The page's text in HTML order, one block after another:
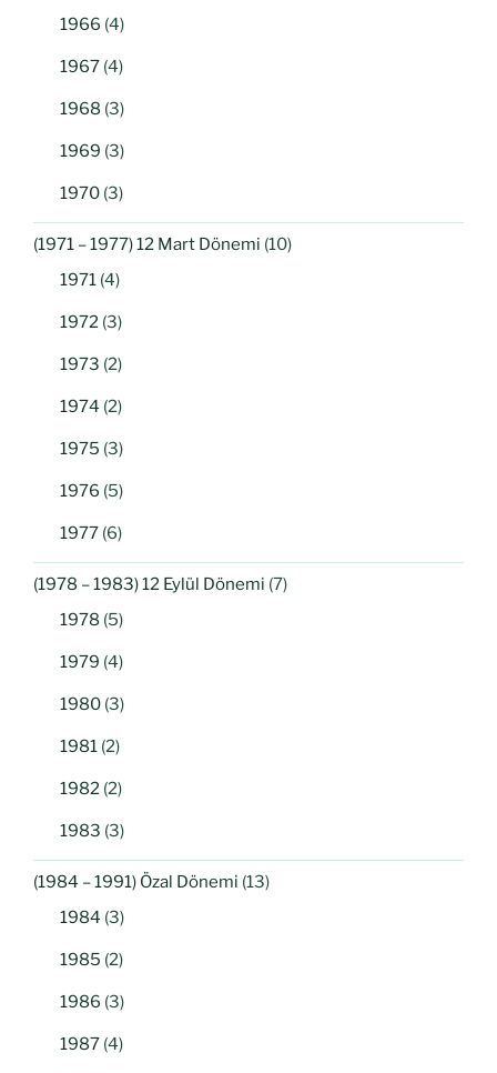
1966 (4)
1967 (4)
1968 (3)
1969 (3)
1970 (3)
(1971 – 1977) 12 Mart Dönemi (10)
1971 (4)
1972 (3)
1973 (2)
1974 (2)
1975 (3)
1976 (5)
1977 (6)
(1978 – 1983) 12 Eylül Dönemi (7)
1978 (5)
1979 (4)
1980 (3)
1981 (2)
1982 (2)
1983 (3)
(1984 – 1991) Özal Dönemi (13)
1984 (3)
1985 (2)
1986 (3)
1987 (4)